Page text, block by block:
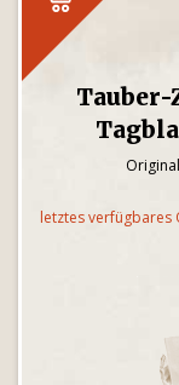
letztes verfügbares